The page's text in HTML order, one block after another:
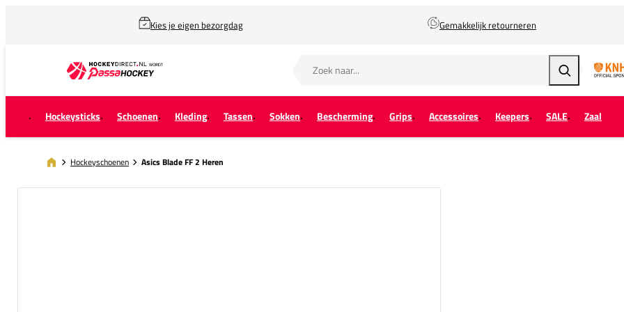
Kies je eigen bezorgdag Gemakkelijk retourneren
Zoeken
Hockeysticks Schoenen Kleding Tassen Sokken Bescherming Grips Accessoires Keepers SALE Zaal
Hockeyschoenen Asics Blade FF 2 Heren